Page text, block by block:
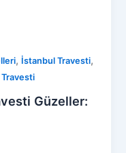
, İstanbul Travesti,
Travesti
Güzeller: